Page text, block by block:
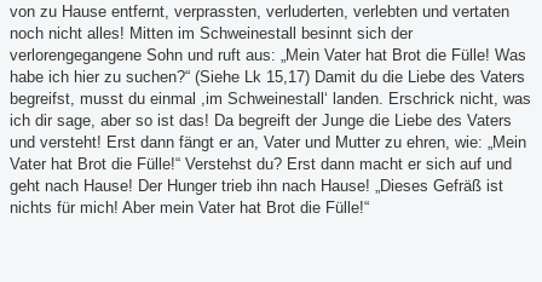
von zu Hause entfernt, verprassten, verluderten, verlebten und vertaten
noch nicht alles! Mitten im Schweinestall besinnt sich der
verlorengegangene Sohn und ruft aus: „Mein Vater hat Brot die Fülle! Was
habe ich hier zu suchen?“ (Siehe Lk 15,17) Damit du die Liebe des Vaters
begreifst, musst du einmal ,im Schweinestall‘ landen. Erschrick nicht, was
ich dir sage, aber so ist das! Da begreift der Junge die Liebe des Vaters
und versteht! Erst dann fängt er an, Vater und Mutter zu ehren, wie: „Mein
Vater hat Brot die Fülle!“ Verstehst du? Erst dann macht er sich auf und
geht nach Hause! Der Hunger trieb ihn nach Hause! „Dieses Gefräß ist
nichts für mich! Aber mein Vater hat Brot die Fülle!“